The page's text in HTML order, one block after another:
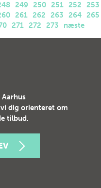
249 250 251 252
253
261 262 263 264 265
271 272 273 næste
dig orienteret om
tilbud.